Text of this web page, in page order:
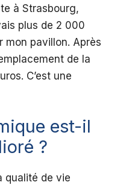
à Strasbourg,
plus de 2 000
mon pavillon. Après
de la
C’est une
est-il
?
qualité de vie